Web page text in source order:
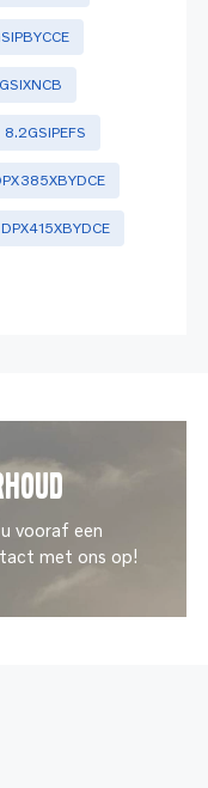
8.2GSiPEFS
DPX415XBYDCE
vooraf een
met ons op!